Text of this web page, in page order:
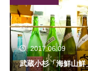
2017.06.09
武蔵小杉「海鮮山